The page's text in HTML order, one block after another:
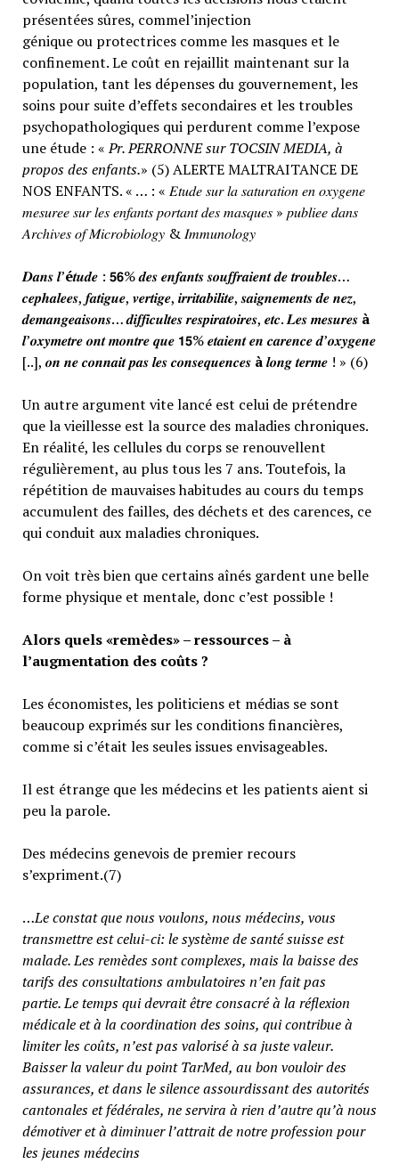
présentées sûres, commel’injection
génique ou protectrices comme les masques et le
confinement. Le coût en rejaillit maintenant sur la
population, tant les dépenses du gouvernement, les
soins pour suite d’effets secondaires et les troubles
psychopathologiques qui perdurent comme l’expose
une étude : «Pr. PERRONNE sur TOCSIN MEDIA, à
propos des enfants.» (5) ALERTE MALTRAITANCE DE
NOS ENFANTS. « … : « 𝐸𝑡𝑢𝑑𝑒 𝑠𝑢𝑟 𝑙𝑎 𝑠𝑎𝑡𝑢𝑟𝑎𝑡𝑖𝑜𝑛 𝑒𝑛 𝑜𝑥𝑦𝑔𝑒𝑛𝑒
𝑚𝑒𝑠𝑢𝑟𝑒𝑒 𝑠𝑢𝑟 𝑙𝑒𝑠 𝑒𝑛𝑓𝑎𝑛𝑡𝑠 𝑝𝑜𝑟𝑡𝑎𝑛𝑡 𝑑𝑒𝑠 𝑚𝑎𝑠𝑞𝑢𝑒𝑠 » 𝑝𝑢𝑏𝑙𝑖𝑒𝑒 𝑑𝑎𝑛𝑠
𝐴𝑟𝑐ℎ𝑖𝑣𝑒𝑠 𝑜𝑓 𝑀𝑖𝑐𝑟𝑜𝑏𝑖𝑜𝑙𝑜𝑔𝑦 & 𝐼𝑚𝑚𝑢𝑛𝑜𝑙𝑜𝑔𝑦
𝑫𝒂𝒏𝒔 𝒍’é𝒕𝒖𝒅𝒆 : 𝟱𝟲% 𝒅𝒆𝒔 𝒆𝒏𝒇𝒂𝒏𝒕𝒔 𝒔𝒐𝒖𝒇𝒇𝒓𝒂𝒊𝒆𝒏𝒕 𝒅𝒆 𝒕𝒓𝒐𝒖𝒃𝒍𝒆𝒔…
𝒄𝒆𝒑𝒉𝒂𝒍𝒆𝒆𝒔, 𝒇𝒂𝒕𝒊𝒈𝒖𝒆, 𝒗𝒆𝒓𝒕𝒊𝒈𝒆, 𝒊𝒓𝒓𝒊𝒕𝒂𝒃𝒊𝒍𝒊𝒕𝒆, 𝒔𝒂𝒊𝒈𝒏𝒆𝒎𝒆𝒏𝒕𝒔 𝒅𝒆 𝒏𝒆𝒛,
𝒅𝒆𝒎𝒂𝒏𝒈𝒆𝒂𝒊𝒔𝒐𝒏𝒔… 𝒅𝒊𝒇𝒇𝒊𝒄𝒖𝒍𝒕𝒆𝒔 𝒓𝒆𝒔𝒑𝒊𝒓𝒂𝒕𝒐𝒊𝒓𝒆𝒔, 𝒆𝒕𝒄. 𝑳𝒆𝒔 𝒎𝒆𝒔𝒖𝒓𝒆𝒔 à
𝒍’𝒐𝒙𝒚𝒎𝒆𝒕𝒓𝒆 𝒐𝒏𝒕 𝒎𝒐𝒏𝒕𝒓𝒆 𝒒𝒖𝒆 𝟭𝟱% 𝒆𝒕𝒂𝒊𝒆𝒏𝒕 𝒆𝒏 𝒄𝒂𝒓𝒆𝒏𝒄𝒆 𝒅’𝒐𝒙𝒚𝒈𝒆𝒏𝒆
[..], 𝒐𝒏 𝒏𝒆 𝒄𝒐𝒏𝒏𝒂𝒊𝒕 𝒑𝒂𝒔 𝒍𝒆𝒔 𝒄𝒐𝒏𝒔𝒆𝒒𝒖𝒆𝒏𝒄𝒆𝒔 à𝒍𝒐𝒏𝒈 𝒕𝒆𝒓𝒎𝒆 ! » (6)
Un autre argument vite lancé est celui de prétendre
que la vieillesse est la source des maladies chroniques.
En réalité, les cellules du corps se renouvellent
régulièrement, au plus tous les 7 ans. Toutefois, la
répétition de mauvaises habitudes au cours du temps
accumulent des failles, des déchets et des carences, ce
qui conduit aux maladies chroniques.
On voit très bien que certains aînés gardent une belle
forme physique et mentale, donc c’est possible !
Alors quels «remèdes» – ressources – à
l’augmentation des coûts ?
Les économistes, les politiciens et médias se sont
beaucoup exprimés sur les conditions financières,
comme si c’était les seules issues envisageables.
Il est étrange que les médecins et les patients aient si
peu la parole.
Des médecins genevois de premier recours
s’expriment.(7)
…Le constat que nous voulons, nous médecins, vous
transmettre est celui-ci: le système de santé suisse est
malade. Les remèdes sont complexes, mais la baisse des
tarifs des consultations ambulatoires n’en fait pas
partie.Le temps qui devrait être consacré à la réflexion
médicale et à la coordination des soins, qui contribue à
limiter les coûts, n’est pas valorisé à sa juste valeur.
Baisser la valeur du point TarMed, au bon vouloir des
assurances, et dans le silence assourdissant des autorités
cantonales et fédérales, ne servira à rien d’autre qu’à nous
démotiver et à diminuer l’attrait de notre profession pour
les jeunes médecins